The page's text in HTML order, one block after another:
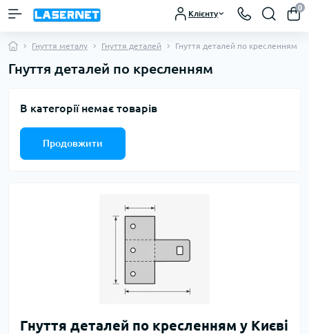
Клієнту
0
Гнуття металу Гнуття деталей Гнуття деталей по кресленням
Гнуття деталей по кресленням
В категорії немає товарів
Продовжити
Гнуття деталей по кресленням у Києві